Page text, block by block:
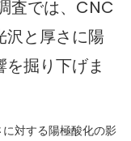
査では、CNC
沢と厚さに陽
掘り下げま